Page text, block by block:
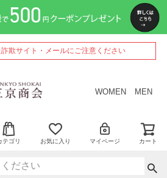
欺サイト・メールにご注意ください
WOMEN MEN
テゴリ お気に入り マイページ カート